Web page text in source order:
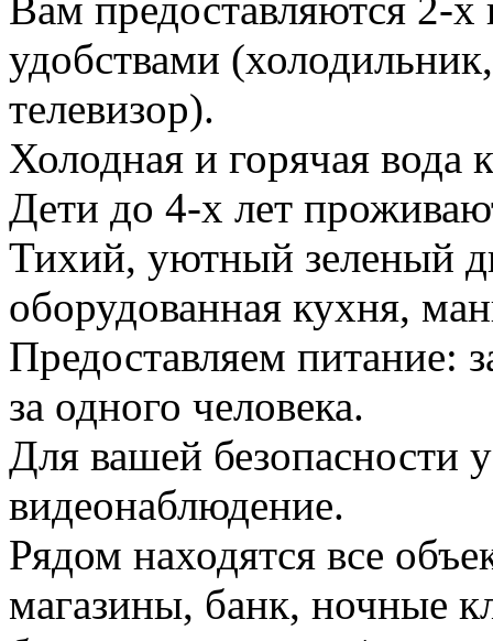
Вам предоставляются 2-
удобствами
телевизор).
Холодная и горячая вода
Дети до 4-х лет
Тихий, уютный зеленый
оборудованная кухня,
Предоставляем питание:
за одного человека.
Для вашей безопасности
видеонаблюдение.
Рядом находятся все
магазины, банк, ночные